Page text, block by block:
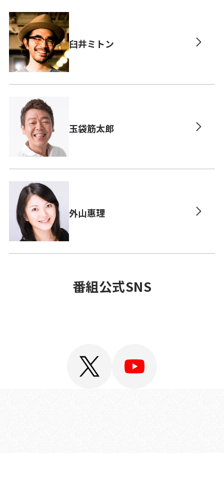
臼井ミトン
玉袋筋太郎
外山惠理
番組公式SNS
OFFICIAL
SNS